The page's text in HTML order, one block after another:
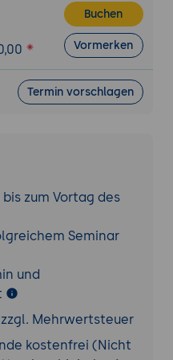
konfigurieren
Netz
und Video
erkennen
Aruba Central ein
ein Gast-WLAN mit
eine
und Quality of
konfigurieren.
Buchen
Vormerken
Termin vorschlagen
zum Vortag des
Seminar
und
Mehrwertsteuer
kostenfrei (Nicht